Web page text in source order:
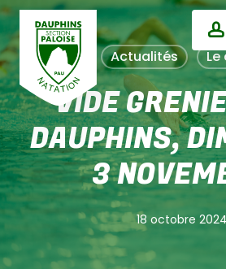
Skip
to
main
content
PANIER
Actualités Le
VIDE
DAUPHINS,
3
18 octobre 2024